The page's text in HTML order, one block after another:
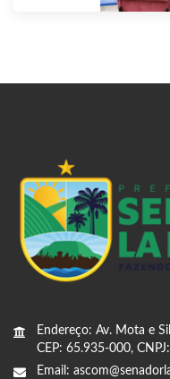
Endereço: Av. Mota e
CEP: 65.935-000,
Email: